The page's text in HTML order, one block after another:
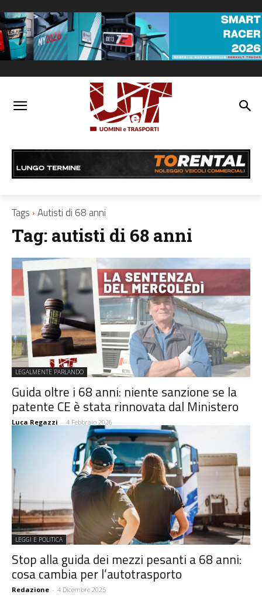
Tags Autisti di 68 anni
Tag: autisti di 68 anni
LEGALMENTE PARLANDO
Guida oltre i 68 anni: niente sanzione se la
patente CE è stata rinnovata dal Ministero
Luca Regazzi - 4 Febbraio 2026
LEGGI E POLITICA
Stop alla guida dei mezzi pesanti a 68 anni:
cosa cambia per l’autotrasporto
Redazione - 4 Dicembre 2025